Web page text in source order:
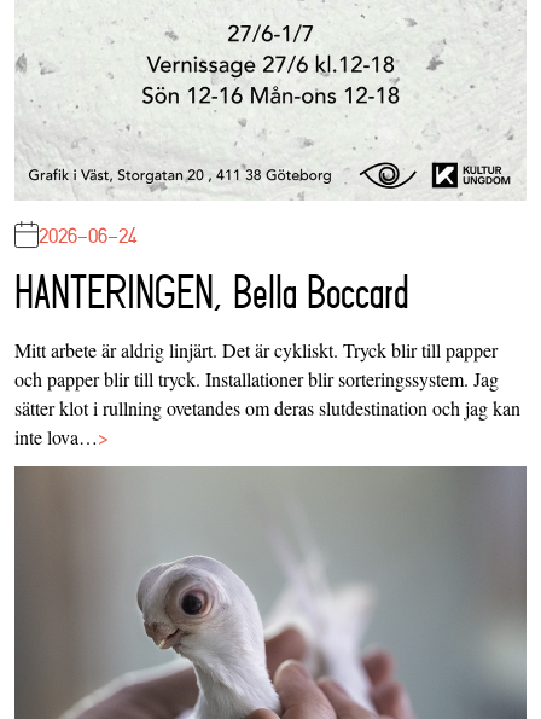
2026-06-24
HANTERINGEN, Bella Boccard
Mitt arbete är aldrig linjärt. Det är cykliskt. Tryck blir till papper
och papper blir till tryck. Installationer blir sorteringssystem. Jag
sätter klot i rullning ovetandes om deras slutdestination och jag kan
inte lova…>